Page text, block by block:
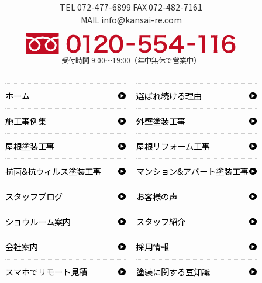
TEL 072-477-6899 FAX 072-482-7161
MAIL info@kansai-re.com
受付時間 9:00～19:00（年中無休で営業中）
ホーム 選ばれ続ける理由
施工事例集 外壁塗装工事
屋根塗装工事 屋根リフォーム工事
抗菌&抗ウィルス塗装工事 マンション&アパート塗装工事
スタッフブログ お客様の声
ショウルーム案内 スタッフ紹介
会社案内 採用情報
スマホでリモート見積 塗装に関する豆知識